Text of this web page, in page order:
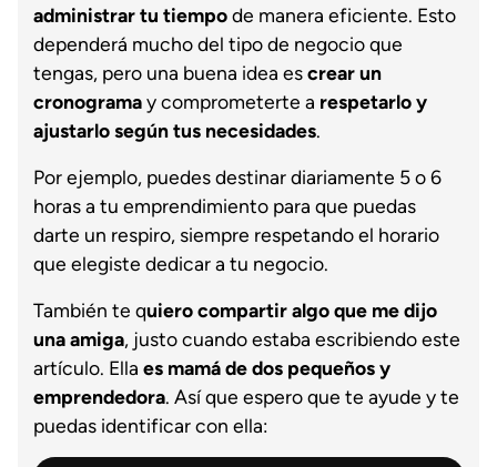
administrar tu tiempode manera eficiente. Esto
dependerá mucho del tipo de negocio que
tengas, pero una buena idea escrear un
cronogramay comprometerte a respetarlo y
ajustarlo según tus necesidades.
Por ejemplo, puedes destinar diariamente 5 o 6
horas a tu emprendimiento para que puedas
darte un respiro, siempre respetando el horario
que elegiste dedicar a tu negocio.
También te quiero compartir algo que me dijo
una amiga, justo cuando estaba escribiendo este
artículo. Ella es mamá de dos pequeños y
emprendedora. Así que espero que te ayude y te
puedas identificar con ella: